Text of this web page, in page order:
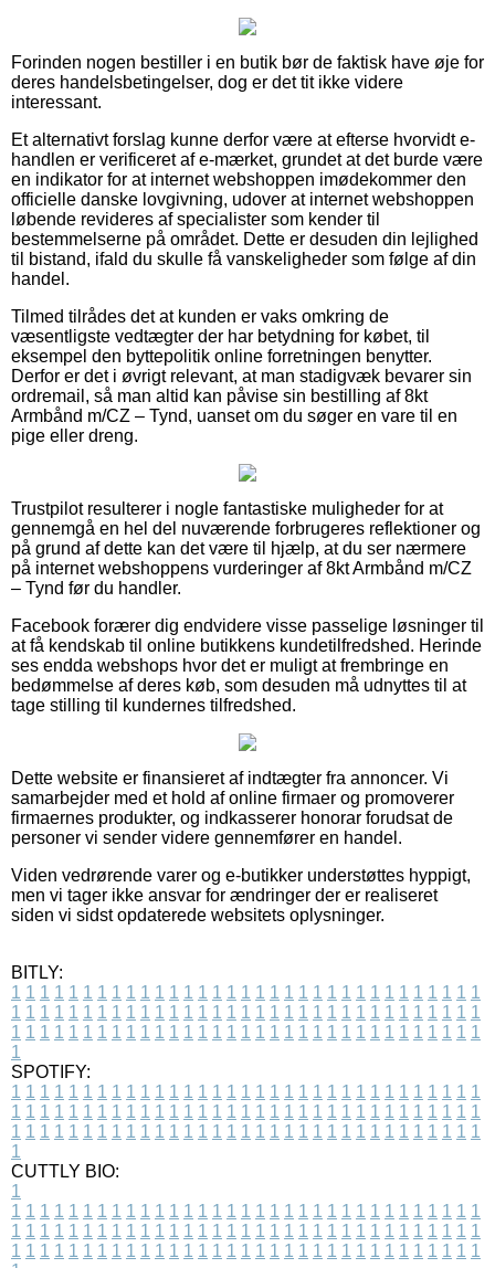
Forinden nogen bestiller i en butik bør de faktisk have øje for
deres handelsbetingelser, dog er det tit ikke videre
interessant.
Et alternativt forslag kunne derfor være at efterse hvorvidt e-
handlen er verificeret af e-mærket, grundet at det burde være
en indikator for at internet webshoppen imødekommer den
officielle danske lovgivning, udover at internet webshoppen
løbende revideres af specialister som kender til
bestemmelserne på området. Dette er desuden din lejlighed
til bistand, ifald du skulle få vanskeligheder som følge af din
handel.
Tilmed tilrådes det at kunden er vaks omkring de
væsentligste vedtægter der har betydning for købet, til
eksempel den byttepolitik online forretningen benytter.
Derfor er det i øvrigt relevant, at man stadigvæk bevarer sin
ordremail, så man altid kan påvise sin bestilling af 8kt
Armbånd m/CZ – Tynd, uanset om du søger en vare til en
pige eller dreng.
Trustpilot resulterer i nogle fantastiske muligheder for at
gennemgå en hel del nuværende forbrugeres reflektioner og
på grund af dette kan det være til hjælp, at du ser nærmere
på internet webshoppens vurderinger af 8kt Armbånd m/CZ
– Tynd før du handler.
Facebook forærer dig endvidere visse passelige løsninger til
at få kendskab til online butikkens kundetilfredshed. Herinde
ses endda webshops hvor det er muligt at frembringe en
bedømmelse af deres køb, som desuden må udnyttes til at
tage stilling til kundernes tilfredshed.
Dette website er finansieret af indtægter fra annoncer. Vi
samarbejder med et hold af online firmaer og promoverer
firmaernes produkter, og indkasserer honorar forudsat de
personer vi sender videre gennemfører en handel.
Viden vedrørende varer og e-butikker understøttes hyppigt,
men vi tager ikke ansvar for ændringer der er realiseret
siden vi sidst opdaterede websitets oplysninger.
BITLY:
1 1 1 1 1 1 1 1 1 1 1 1 1 1 1 1 1 1 1 1 1 1 1 1 1 1 1 1 1 1 1 1 1
1 1 1 1 1 1 1 1 1 1 1 1 1 1 1 1 1 1 1 1 1 1 1 1 1 1 1 1 1 1 1 1 1
1 1 1 1 1 1 1 1 1 1 1 1 1 1 1 1 1 1 1 1 1 1 1 1 1 1 1 1 1 1 1 1 1
1
SPOTIFY:
1 1 1 1 1 1 1 1 1 1 1 1 1 1 1 1 1 1 1 1 1 1 1 1 1 1 1 1 1 1 1 1 1
1 1 1 1 1 1 1 1 1 1 1 1 1 1 1 1 1 1 1 1 1 1 1 1 1 1 1 1 1 1 1 1 1
1 1 1 1 1 1 1 1 1 1 1 1 1 1 1 1 1 1 1 1 1 1 1 1 1 1 1 1 1 1 1 1 1
1
CUTTLY BIO:
1
1 1 1 1 1 1 1 1 1 1 1 1 1 1 1 1 1 1 1 1 1 1 1 1 1 1 1 1 1 1 1 1 1
1 1 1 1 1 1 1 1 1 1 1 1 1 1 1 1 1 1 1 1 1 1 1 1 1 1 1 1 1 1 1 1 1
1 1 1 1 1 1 1 1 1 1 1 1 1 1 1 1 1 1 1 1 1 1 1 1 1 1 1 1 1 1 1 1 1